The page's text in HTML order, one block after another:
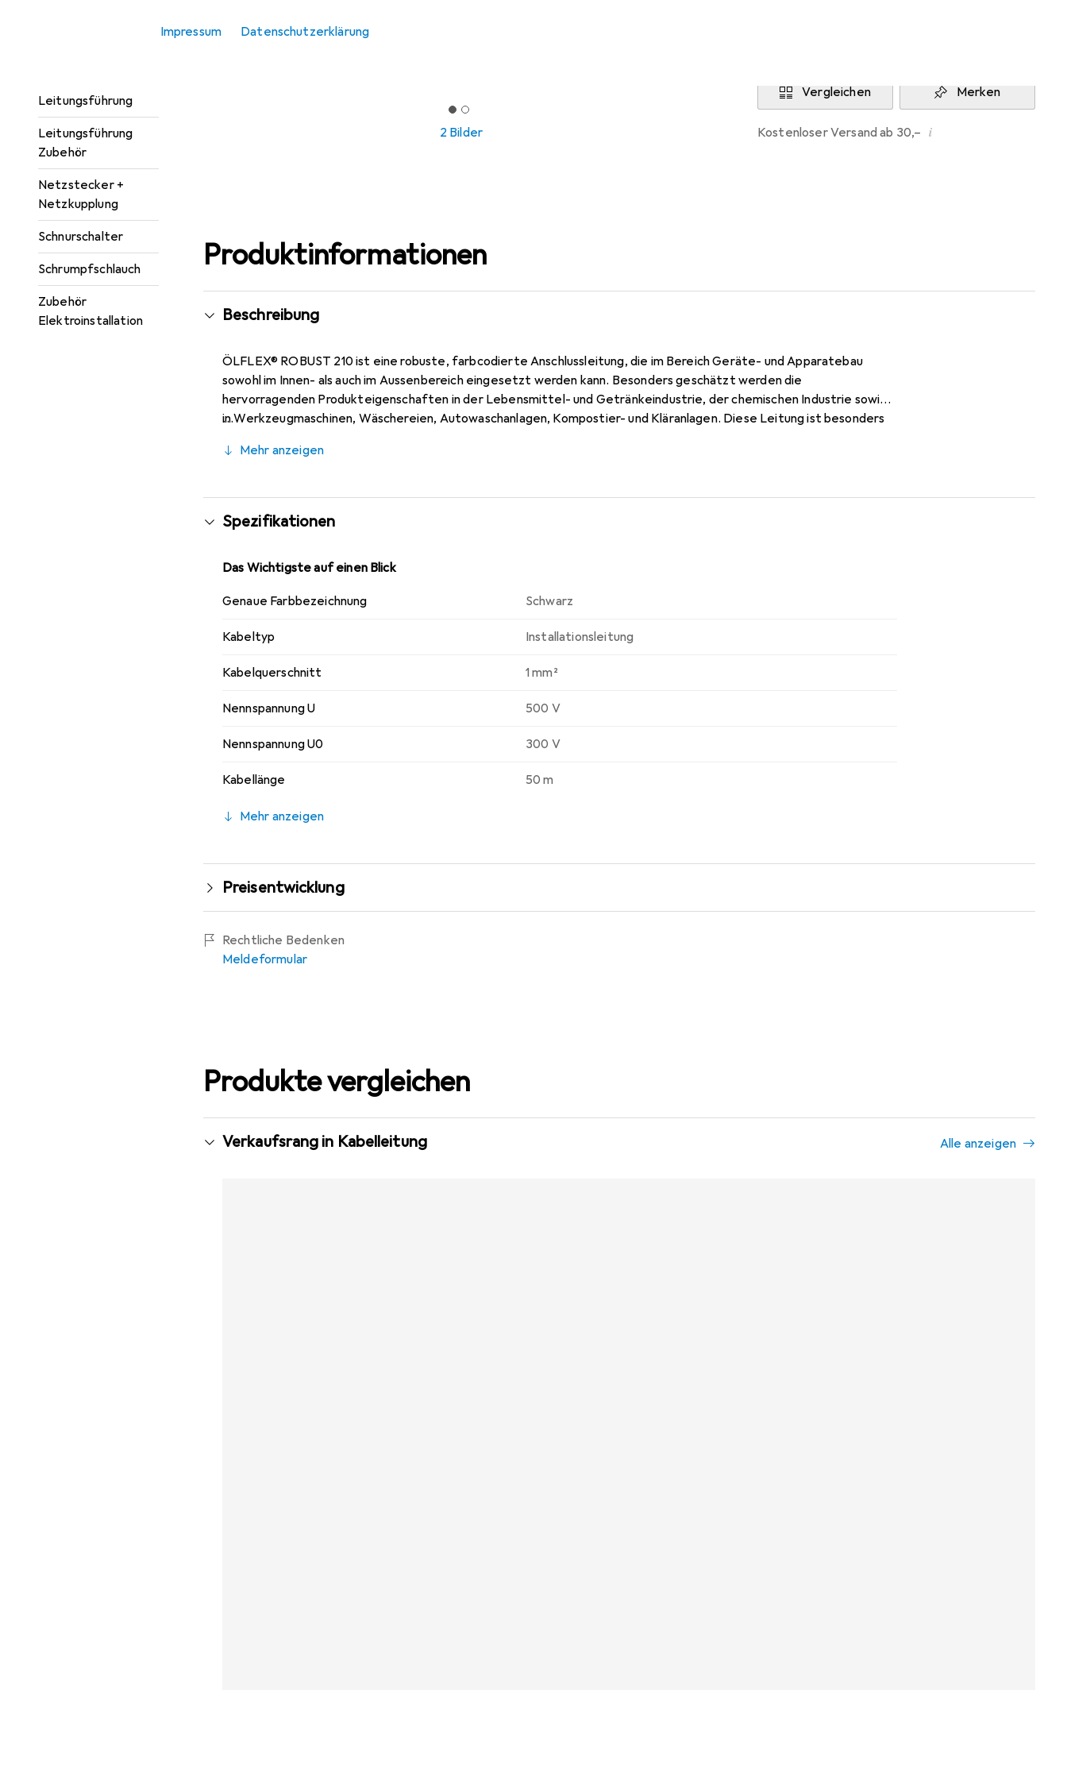
Impressum Datenschutzerklärung
Leitungsführung
Leitungsführung
Zubehör
Netzstecker +
Netzkupplung
Schnurschalter
Schrumpfschlauch
Zubehör
Elektroinstallation
2 Bilder
Vergleichen Merken
Kostenloser Versand ab 30,– i
Produktinformationen
Beschreibung
ÖLFLEX® ROBUST 210 ist eine robuste, farbcodierte Anschlussleitung, die im Bereich Geräte- und Apparatebau
sowohl im Innen- als auch im Aussenbereich eingesetzt werden kann. Besonders geschätzt werden die
hervorragenden Produkteigenschaften in der Lebensmittel- und Getränkeindustrie, der chemischen Industrie sowie
in Werkzeugmaschinen, Wäschereien, Autowaschanlagen, Kompostier- und Kläranlagen. Diese Leitung ist besonders
Mehr anzeigen
Spezifikationen
Das Wichtigste auf einen Blick
Genaue Farbbezeichnung Schwarz
Kabeltyp Installationsleitung
Kabelquerschnitt 1 mm²
Nennspannung U 500 V
Nennspannung U0 300 V
Kabellänge 50 m
Mehr anzeigen
Preisentwicklung
Rechtliche Bedenken
Meldeformular
Produkte vergleichen
Verkaufsrang in Kabelleitung Alle anzeigen